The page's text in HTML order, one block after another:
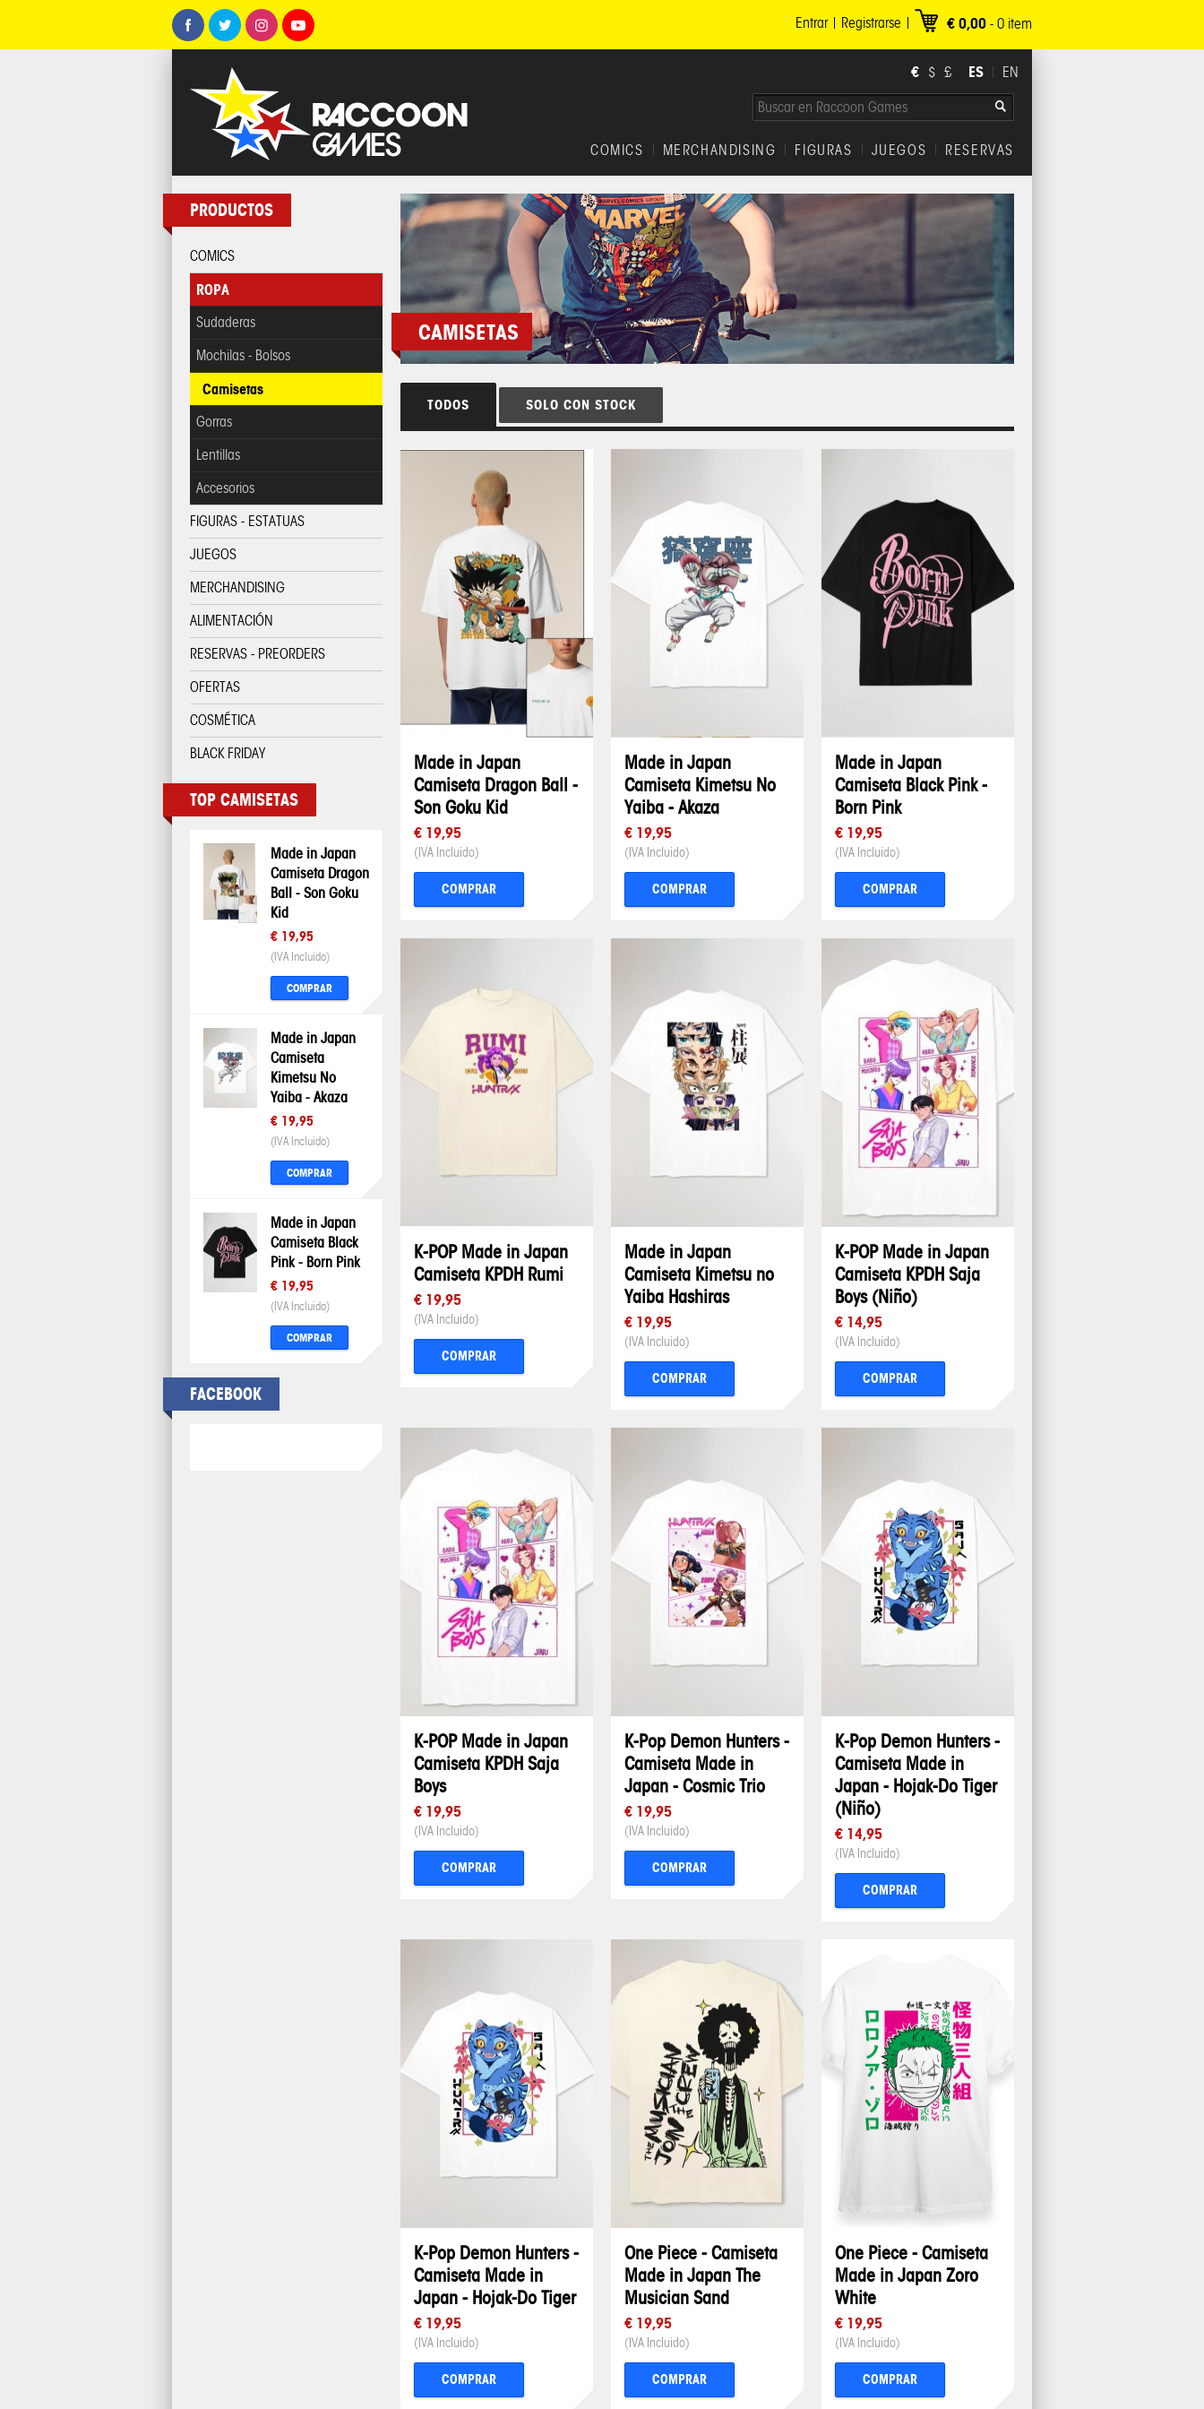
€ 0,00 - 0 item
Registrarse
Entrar
€ $ £ ES EN
RESERVAS
JUEGOS
FIGURAS
MERCHANDISING
COMICS
PRODUCTOS
COMICS
ROPA
Sudaderas
Mochilas - Bolsos
Camisetas
Gorras
Lentillas
Accesorios
FIGURAS - ESTATUAS
JUEGOS
MERCHANDISING
ALIMENTACIÓN
RESERVAS - PREORDERS
OFERTAS
COSMÉTICA
BLACK FRIDAY
TOP CAMISETAS
Made in Japan
Camiseta Dragon
Ball - Son Goku
Kid
€ 19,95
(IVA Incluido)
COMPRAR
Made in Japan
Camiseta
Kimetsu No
Yaiba - Akaza
€ 19,95
(IVA Incluido)
COMPRAR
Made in Japan
Camiseta Black
Pink - Born Pink
€ 19,95
(IVA Incluido)
COMPRAR
FACEBOOK
CAMISETAS
TODOS SOLO CON STOCK
Made in Japan
Camiseta Dragon Ball -
Son Goku Kid
€ 19,95
(IVA Incluido)
COMPRAR
Made in Japan
Camiseta Kimetsu No
Yaiba - Akaza
€ 19,95
(IVA Incluido)
COMPRAR
Made in Japan
Camiseta Black Pink -
Born Pink
€ 19,95
(IVA Incluido)
COMPRAR
K-POP Made in Japan
Camiseta KPDH Rumi
€ 19,95
(IVA Incluido)
COMPRAR
Made in Japan
Camiseta Kimetsu no
Yaiba Hashiras
€ 19,95
(IVA Incluido)
COMPRAR
K-POP Made in Japan
Camiseta KPDH Saja
Boys (Niño)
€ 14,95
(IVA Incluido)
COMPRAR
K-POP Made in Japan
Camiseta KPDH Saja
Boys
€ 19,95
(IVA Incluido)
COMPRAR
K-Pop Demon Hunters -
Camiseta Made in
Japan - Cosmic Trio
€ 19,95
(IVA Incluido)
COMPRAR
K-Pop Demon Hunters -
Camiseta Made in
Japan - Hojak-Do Tiger
(Niño)
€ 14,95
(IVA Incluido)
COMPRAR
K-Pop Demon Hunters -
Camiseta Made in
Japan - Hojak-Do Tiger
€ 19,95
(IVA Incluido)
COMPRAR
One Piece - Camiseta
Made in Japan The
Musician Sand
€ 19,95
(IVA Incluido)
COMPRAR
One Piece - Camiseta
Made in Japan Zoro
White
€ 19,95
(IVA Incluido)
COMPRAR